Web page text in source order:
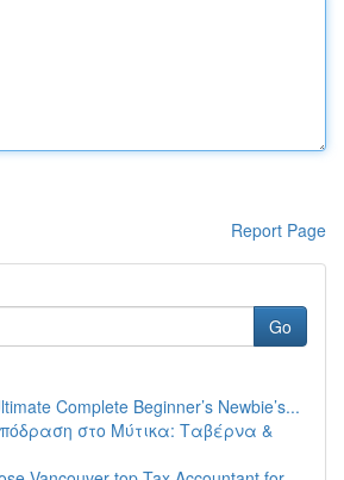
Report Page
Go
Complete Beginner’s Newbie’s...
στο Μύτικα: Ταβέρνα &